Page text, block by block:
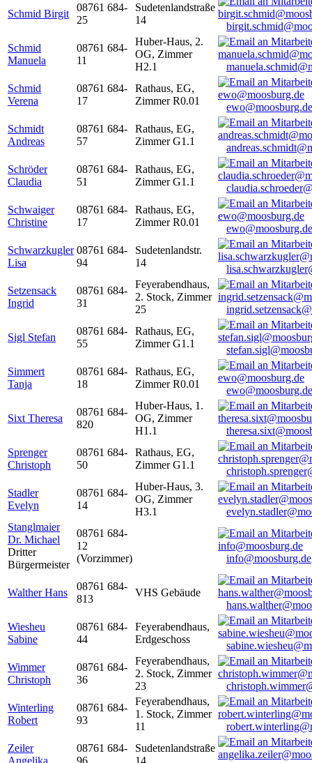
Schmid Birgit
08761 684-
25
Sudetenlandstraße
14
Schmid
Manuela
08761 684-
11
Huber-Haus, 2.
OG, Zimmer
H2.1
Schmid
Verena
08761 684-
17
Rathaus, EG,
Zimmer R0.01
ewo@moosburg.de
Schmidt
Andreas
08761 684-
57
Rathaus, EG,
Zimmer G1.1
Schröder
Claudia
08761 684-
51
Rathaus, EG,
Zimmer G1.1
Schwaiger
Christine
08761 684-
17
Rathaus, EG,
Zimmer R0.01
ewo@moosburg.de
Schwarzkugler
Lisa
08761 684-
94
Sudetenlandstr.
14
Setzensack
Ingrid
08761 684-
31
Feyerabendhaus,
2. Stock, Zimmer
25
Sigl Stefan
08761 684-
55
Rathaus, EG,
Zimmer G1.1
Simmert
Tanja
08761 684-
18
Rathaus, EG,
Zimmer R0.01
ewo@moosburg.de
Sixt Theresa
08761 684-
820
Huber-Haus, 1.
OG, Zimmer
H1.1
Sprenger
Christoph
08761 684-
50
Rathaus, EG,
Zimmer G1.1
Stadler
Evelyn
08761 684-
14
Huber-Haus, 3.
OG, Zimmer
H3.1
Stanglmaier
Dr. Michael
Dritter
Bürgermeister
08761 684-
12
(Vorzimmer)
info@moosburg.de
Walther Hans
08761 684-
813
VHS Gebäude
Wiesheu
Sabine
08761 684-
44
Feyerabendhaus,
Erdgeschoss
Wimmer
Christoph
08761 684-
36
Feyerabendhaus,
2. Stock, Zimmer
23
Winterling
Robert
08761 684-
93
Feyerabendhaus,
1. Stock, Zimmer
11
Zeiler
Angelika
08761 684-
96
Sudetenlandstraße
14